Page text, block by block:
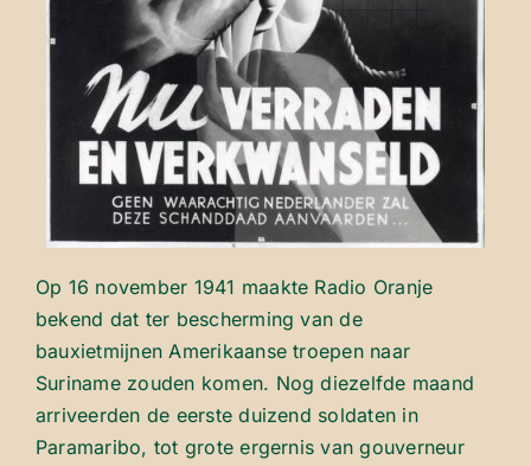
Op 16 november 1941 maakte Radio Oranje
bekend dat ter bescherming van de
bauxietmijnen Amerikaanse troepen naar
Suriname zouden komen. Nog diezelfde maand
arriveerden de eerste duizend soldaten in
Paramaribo, tot grote ergernis van gouverneur